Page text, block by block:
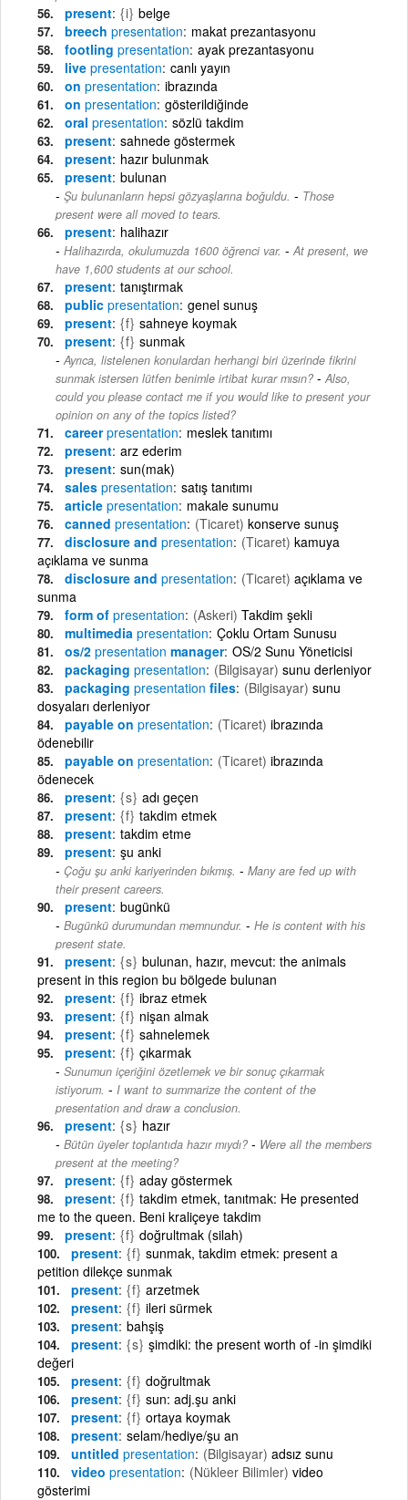
present {i} belge
breech presentation makat prezantasyonu
footling presentation ayak prezantasyonu
live presentation canlı yayın
on presentation ibrazında
on presentation gösterildiğinde
oral presentation sözlü takdim
present sahnede göstermek
present hazır bulunmak
present bulunan
Şu bulunanların hepsi gözyaşlarına boğuldu. - Those
present were all moved to tears.
present halihazır
Halihazırda, okulumuzda 1600 öğrenci var. - At present, we
have 1,600 students at our school.
present tanıştırmak
public presentation genel sunuş
present {f} sahneye koymak
present {f} sunmak
Ayrıca, listelenen konulardan herhangi biri üzerinde fikrini
sunmak istersen lütfen benimle irtibat kurar mısın? - Also,
could you please contact me if you would like to present your
opinion on any of the topics listed?
careerpresentation meslek tanıtımı
present arz ederim
present sun(mak)
sales presentation satış tanıtımı
article presentation makale sunumu
canned presentation (Ticaret) konserve sunuş
disclosure and presentation (Ticaret) kamuya
açıklama ve sunma
disclosure and presentation (Ticaret) açıklama ve
sunma
form of presentation (Askeri) Takdim şekli
multimedia presentation Çoklu Ortam Sunusu
os/2 presentation manager OS/2 Sunu Yöneticisi
packaging presentation (Bilgisayar) sunu derleniyor
packaging presentation files (Bilgisayar) sunu
dosyaları derleniyor
payable on presentation (Ticaret) ibrazında
ödenebilir
payable on presentation (Ticaret) ibrazında
ödenecek
present {s} adı geçen
present {f} takdim etmek
present takdim etme
present şu anki
Çoğu şu anki kariyerinden bıkmış. - Many are fed up with
their present careers.
present bugünkü
Bugünkü durumundan memnundur. - He is content with his
present state.
present {s} bulunan, hazır, mevcut: the animals
present in this region bu bölgede bulunan
present {f} ibraz etmek
present {f} nişan almak
present {f} sahnelemek
present {f} çıkarmak
Sunumun içeriğini özetlemek ve bir sonuç çıkarmak
istiyorum. - I want to summarize the content of the
presentation and draw a conclusion.
present {s} hazır
Bütün üyeler toplantıda hazır mıydı? - Were all the members
present at the meeting?
present {f} aday göstermek
present {f} takdim etmek, tanıtmak: He presented
me to the queen. Beni kraliçeye takdim
present {f} doğrultmak (silah)
present {f} sunmak, takdim etmek: present a
petition dilekçe sunmak
present {f} arzetmek
present {f} ileri sürmek
present bahşiş
present {s} şimdiki: the present worth of -in şimdiki
değeri
present {f} doğrultmak
present {f} sun: adj.şu anki
present {f} ortaya koymak
present selam/hediye/şu an
untitled presentation (Bilgisayar) adsız sunu
video presentation (Nükleer Bilimler) video
gösterimi